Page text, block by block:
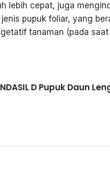
lebih cepat, juga
pupuk foliar, yang
tanaman (pada
D Pupuk Daun